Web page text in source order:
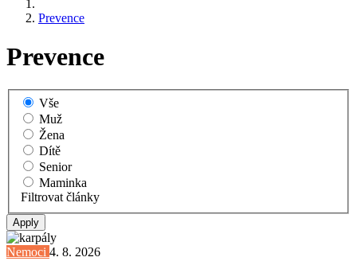
Prevence
Prevence
Vše
Muž
Žena
Dítě
Senior
Maminka
Filtrovat články
Nemoci 4. 8. 2026